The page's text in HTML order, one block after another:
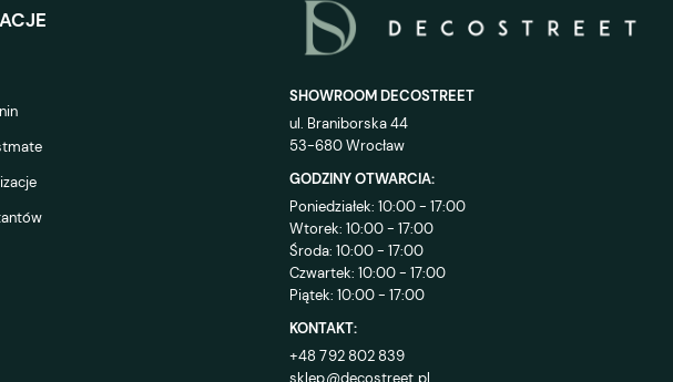
SHOWROOM DECOSTREET
ul. Braniborska 44
53-680 Wrocław
GODZINY OTWARCIA:
Poniedziałek: 10:00 - 17:00
Wtorek: 10:00 - 17:00
Środa: 10:00 - 17:00
Czwartek: 10:00 - 17:00
Piątek: 10:00 - 17:00
KONTAKT:
+48 792 802 839